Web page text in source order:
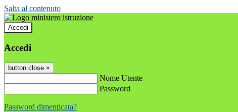
Salta al contenuto
Accedi
Accedi
button close ×
Nome Utente
Password
Password dimenticata?